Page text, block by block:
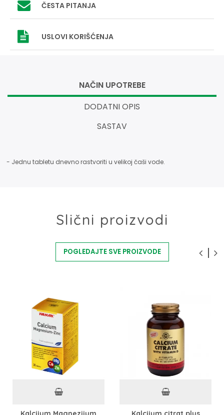
ČESTA PITANJA
USLOVI KORIŠĆENJA
NAČIN UPOTREBE
DODATNI OPIS
SASTAV
- Jednu tabletu dnevno rastvoriti u velikoj čaši vode.
Slični proizvodi
POGLEDAJTE SVE PROIZVODE
Kalcijum Magnezijum
Kalcijum citrat plus